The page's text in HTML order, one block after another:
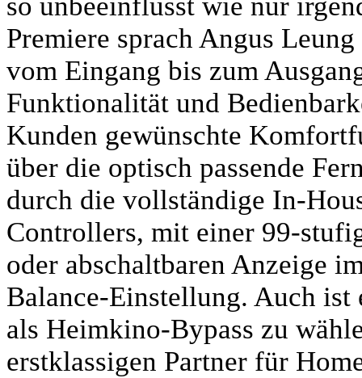
Premiere sprach Angus
vom Eingang bis zum
Funktionalität und
Kunden gewünschte
über die optisch passende
durch die vollständige In-
Controllers, mit einer 99-
oder abschaltbaren Anzeige
Balance-Einstellung. Auch ist
als Heimkino-Bypass zu
erstklassigen Partner für